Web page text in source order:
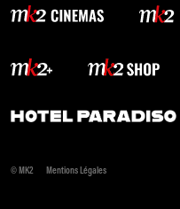
© MK2 Mentions Légales